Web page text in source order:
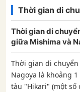
Thời gian di
Thời gian di
giữa Mishima và
Thời gian di
Nagoya là khoảng
tàu "Hikari" (một số